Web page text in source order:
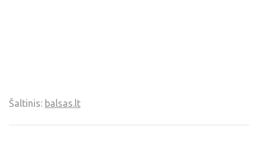
Šaltinis: balsas.lt